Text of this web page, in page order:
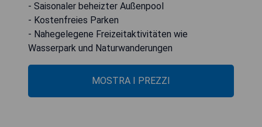
- Saisonaler beheizter Außenpool
- Kostenfreies Parken
- Nahegelegene Freizeitaktivitäten wie
Wasserpark und Naturwanderungen
MOSTRA I PREZZI